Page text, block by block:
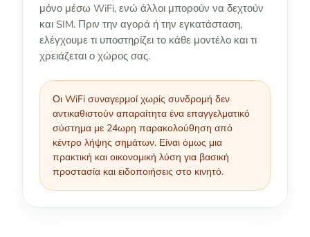
μόνο μέσω WiFi, ενώ άλλοι μπορούν να δεχτούν
και SIM. Πριν την αγορά ή την εγκατάσταση,
ελέγχουμε τι υποστηρίζει το κάθε μοντέλο και τι
χρειάζεται ο χώρος σας.
Οι WiFi συναγερμοί χωρίς συνδρομή δεν
αντικαθιστούν απαραίτητα ένα επαγγελματικό
σύστημα με 24ωρη παρακολούθηση από
κέντρο λήψης σημάτων. Είναι όμως μια
πρακτική και οικονομική λύση για βασική
προστασία και ειδοποιήσεις στο κινητό.